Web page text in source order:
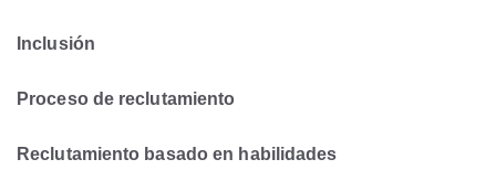
Inclusión
Proceso de reclutamiento
Reclutamiento basado en habilidades